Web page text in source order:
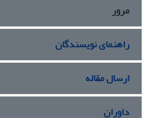
مرور
راهنمای نویسندگان
ارسال مقاله
داوران